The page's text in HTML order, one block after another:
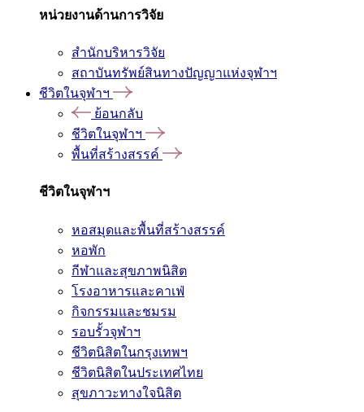
หน่วยงานด้านการวิจัย
สำนักบริหารวิจัย
สถาบันทรัพย์สินทางปัญญาแห่งจุฬาฯ
ชีวิตในจุฬาฯ
ย้อนกลับ
ชีวิตในจุฬาฯ
พื้นที่สร้างสรรค์
ชีวิตในจุฬาฯ
หอสมุดและพื้นที่สร้างสรรค์
หอพัก
กีฬาและสุขภาพนิสิต
โรงอาหารและคาเฟ่
กิจกรรมและชมรม
รอบรั้วจุฬาฯ
ชีวิตนิสิตในกรุงเทพฯ
ชีวิตนิสิตในประเทศไทย
สุขภาวะทางใจนิสิต